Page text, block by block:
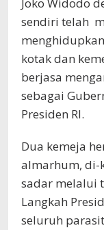
Joko Widodo
sendiri telah
kotak dan
berjasa
sebagai
Presiden RI.
Dua kemeja
almarhum, di-
sadar melalui
Langkah
seluruh